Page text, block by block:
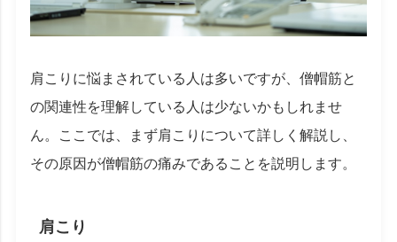
肩こりに悩まされている人は多いですが、僧帽筋と
の関連性を理解している人は少ないかもしれませ
ん。ここでは、まず肩こりについて詳しく解説し、
その原因が僧帽筋の痛みであることを説明します。
肩こり